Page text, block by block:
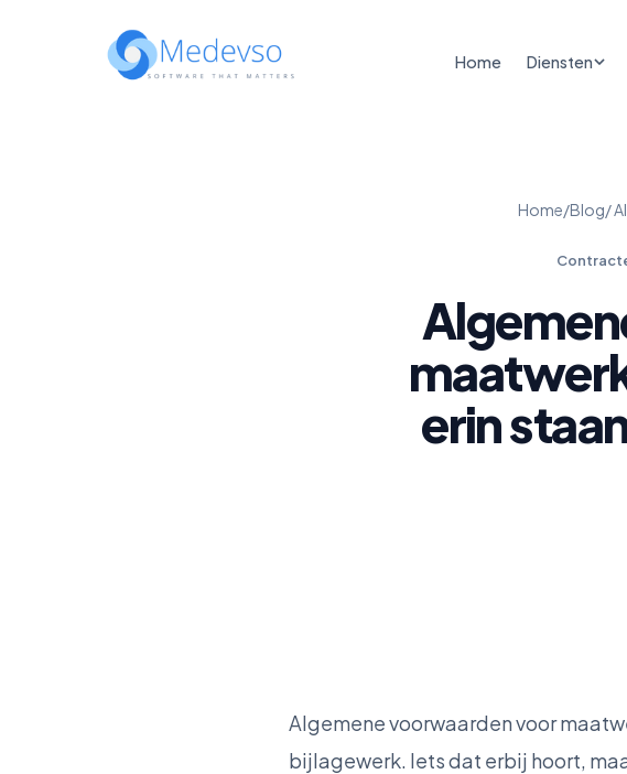
Home Diensten
Home/Blog/
erin
Algemene voorwaarden voor
bijlagewerk. Iets dat erbij hoort,